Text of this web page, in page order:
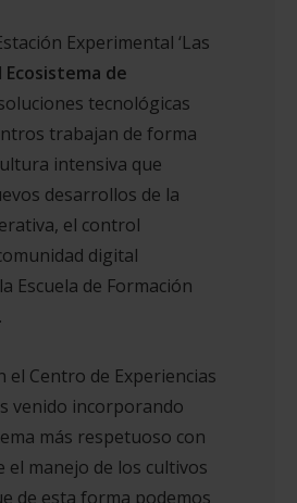
Experimental ‘Las
Ecosistema de
tecnológicas
trabajan de forma
intensiva que
desarrollos de la
el control
digital
Escuela de Formación
Centro de Experiencias
venido incorporando
más respetuoso con
el manejo de los cultivos
de esta forma podemos